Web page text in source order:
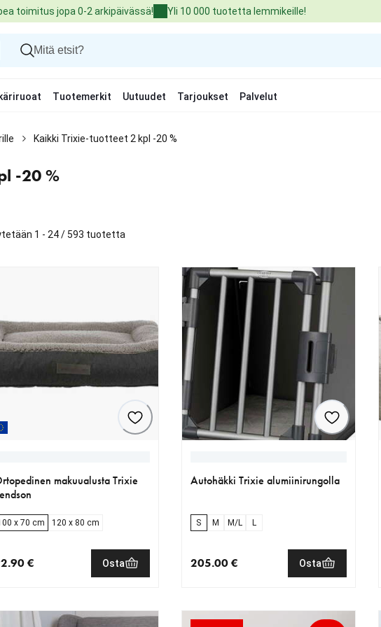
toimitus jopa 0-2 arkipäivässä! Yli 10 000 tuotetta lemmikeille!
Tuotemerkit Uutuudet Tarjoukset Palvelut
Kaikki Trixie-tuotteet 2 kpl -20 %
-20 %
1 - 24 / 593 tuotetta
makuualusta Trixie
x 70 cm 120 x 80 cm
€ Osta
Autohäkki Trixie alumiinirungolla
S M M/L L
205.00 € Osta